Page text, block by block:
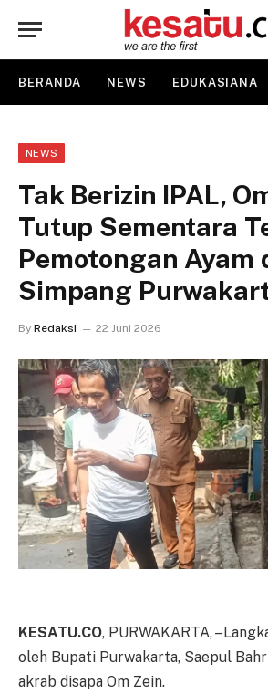
BERANDA NEWS EDUKASIANA
NEWS
Tak Berizin IPAL,
Tutup Sementara
Pemotongan Ayam
Simpang
By Redaksi 22 Juni 2026
KESATU.CO, PURWAKARTA, –
oleh Bupati Purwakarta, Saepul
akrab disapa Om Zein.